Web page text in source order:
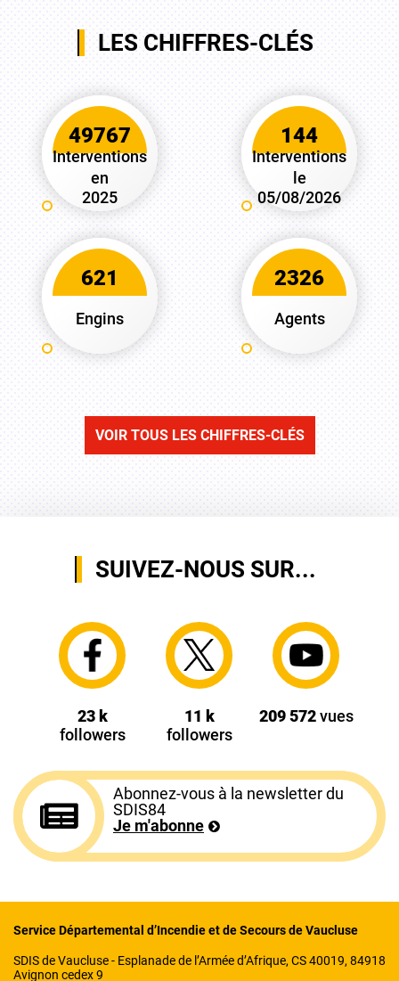
LES CHIFFRES-CLÉS
49767
Interventions
en
2025
144
Interventions
le
05/08/2026
621
Engins
2326
Agents
VOIR TOUS LES CHIFFRES-CLÉS
SUIVEZ-NOUS SUR...
23 k
followers
11 k
followers
209 572vues
Abonnez-vous à la newsletter du
SDIS84
Je m'abonne
Service Départemental d’Incendie et de Secours de Vaucluse
SDIS de Vaucluse - Esplanade de l’Armée d’Afrique, CS 40019, 84918
Avignon cedex 9